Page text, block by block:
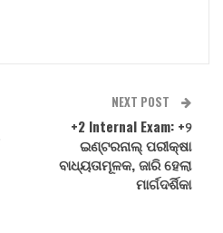
NEXT POST
+2 Internal Exam: +୨
ଇଣ୍ଟରନାଲ୍‌ ପରୀକ୍ଷା
ବାଧ୍ୟତାମୂଳକ, ଜାରି ହେଲା
ମାର୍ଗଦର୍ଶିକା